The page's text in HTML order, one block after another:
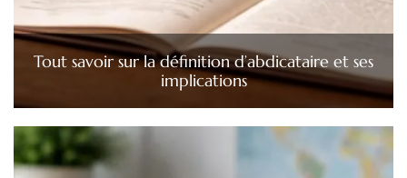
Tout savoir sur la définition d’abdicataire et ses
implications